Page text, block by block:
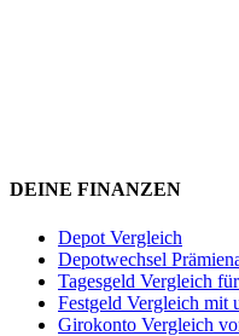
DEINE FINANZEN
Depot Vergleich
Depotwechsel
Tagesgeld Vergleich
Festgeld Vergleich mit
Girokonto Vergleich